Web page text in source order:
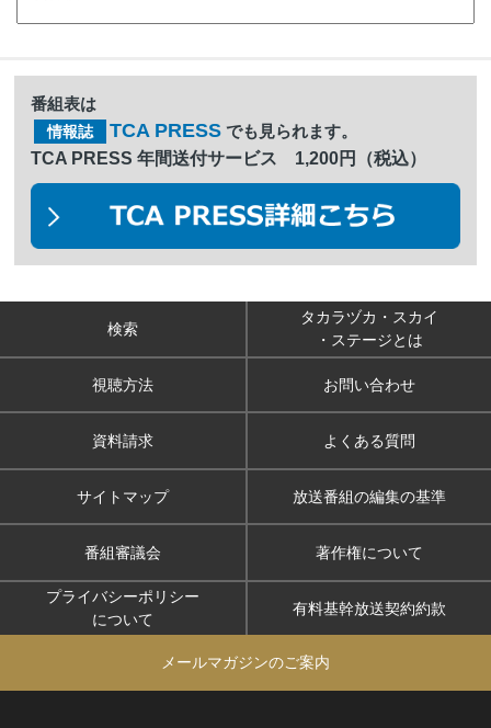
番組表は
情報誌 TCA PRESS でも見られます。
TCA PRESS 年間送付サービス 1,200円（税込）
検索
タカラヅカ・スカイ
・ステージとは
視聴方法 お問い合わせ
資料請求 よくある質問
サイトマップ 放送番組の編集の基準
番組審議会 著作権について
プライバシーポリシー
について
有料基幹放送契約約款
メールマガジンのご案内